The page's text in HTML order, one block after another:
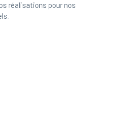
réalisations pour nos